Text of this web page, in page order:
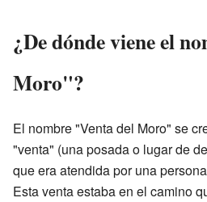
¿De dónde viene el
Moro"?
El nombre "Venta del Moro" se
"venta" (una posada o lugar de
que era atendida por una
Esta venta estaba en el camino